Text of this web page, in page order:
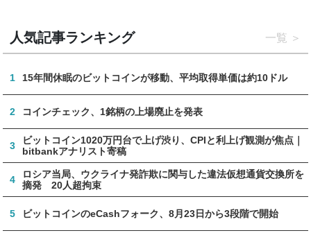
人気記事ランキング 一覧
1 15年間休眠のビットコインが移動、平均取得単価は約10ドル
2 コインチェック、1銘柄の上場廃止を発表
3
ビットコイン1020万円台で上げ渋り、CPIと利上げ観測が焦点｜
bitbankアナリスト寄稿
4
ロシア当局、ウクライナ発詐欺に関与した違法仮想通貨交換所を
摘発 20人超拘束
5 ビットコインのeCashフォーク、8月23日から3段階で開始